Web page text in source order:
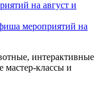
мероприятий на
интерактивные
классы и